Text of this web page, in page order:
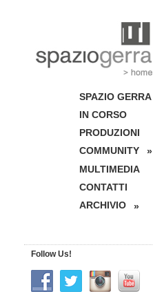
SPAZIO GERRA
IN CORSO
PRODUZIONI
COMMUNITY
»
MULTIMEDIA
CONTATTI
ARCHIVIO
»
Follow Us!